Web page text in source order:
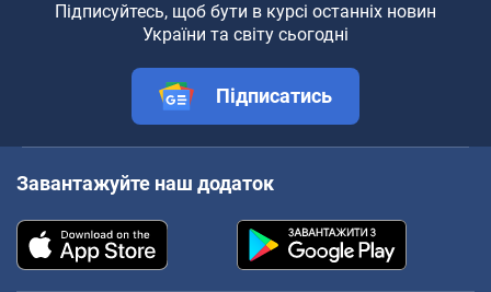
Підписуйтесь, щоб бути в курсі останніх новин
України та світу сьогодні
Підписатись
Завантажуйте наш додаток